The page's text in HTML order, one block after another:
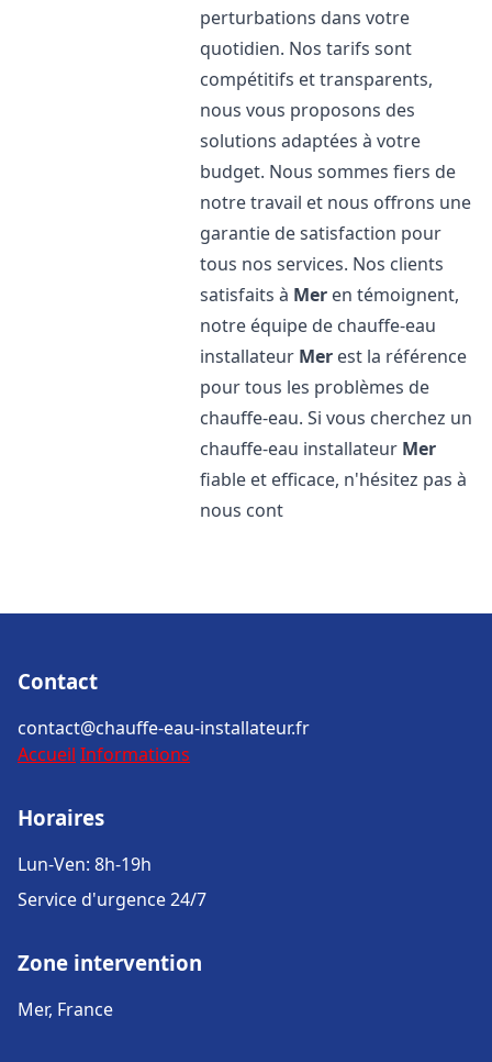
perturbations dans votre
quotidien. Nos tarifs sont
compétitifs et transparents,
nous vous proposons des
solutions adaptées à votre
budget. Nous sommes fiers de
notre travail et nous offrons une
garantie de satisfaction pour
tous nos services. Nos clients
satisfaits à Mer en témoignent,
notre équipe de chauffe-eau
installateur Mer est la référence
pour tous les problèmes de
chauffe-eau. Si vous cherchez un
chauffe-eau installateur Mer
fiable et efficace, n'hésitez pas à
nous cont
Contact
contact@chauffe-eau-installateur.fr
Accueil Informations
Horaires
Lun-Ven: 8h-19h
Service d'urgence 24/7
Zone intervention
Mer, France